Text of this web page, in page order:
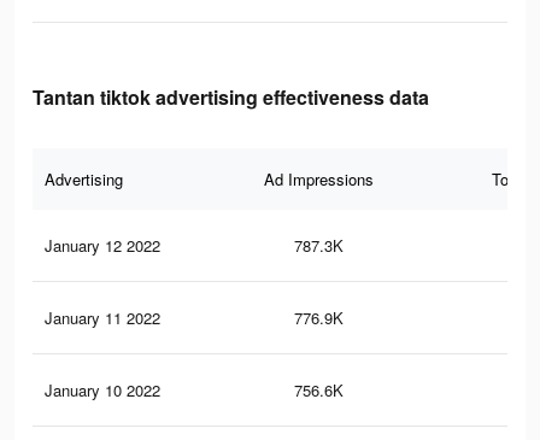
Tantan tiktok advertising effectiveness data
Advertising Ad Impressions Total
January 12 2022 787.3K
January 11 2022 776.9K
January 10 2022 756.6K